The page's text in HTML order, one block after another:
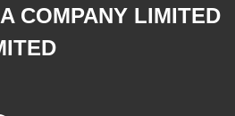
COMPANY LIMITED